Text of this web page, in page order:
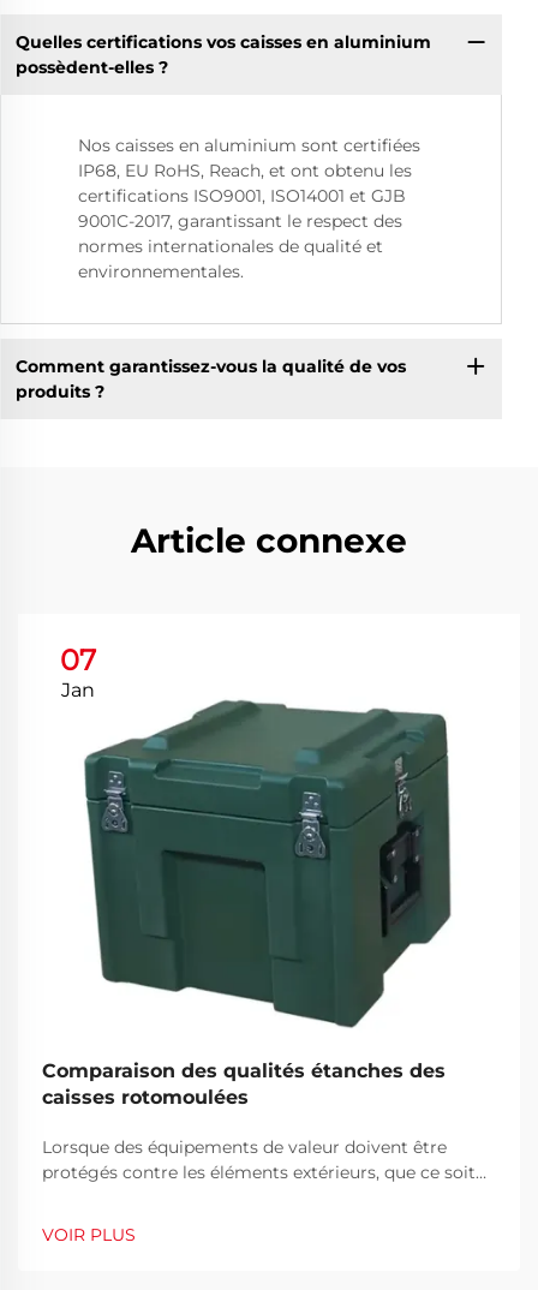
Quelles certifications vos caisses en aluminium
possèdent-elles ?
Nos caisses en aluminium sont certifiées
IP68, EU RoHS, Reach, et ont obtenu les
certifications ISO9001, ISO14001 et GJB
9001C-2017, garantissant le respect des
normes internationales de qualité et
environnementales.
Comment garantissez-vous la qualité de vos
produits ?
Article connexe
07
Jan
Comparaison des qualités étanches des
caisses rotomoulées
Lorsque des équipements de valeur doivent être
protégés contre les éléments extérieurs, que ce soit
VOIR PLUS